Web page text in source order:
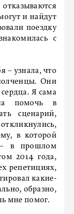
и найдут
поездку
с
– узнала, что
Они
Я сама
помочь в
сценарий,
в которой
– в прошлом
2014 года,
репетициях,
какие-
образно,
мне помог.